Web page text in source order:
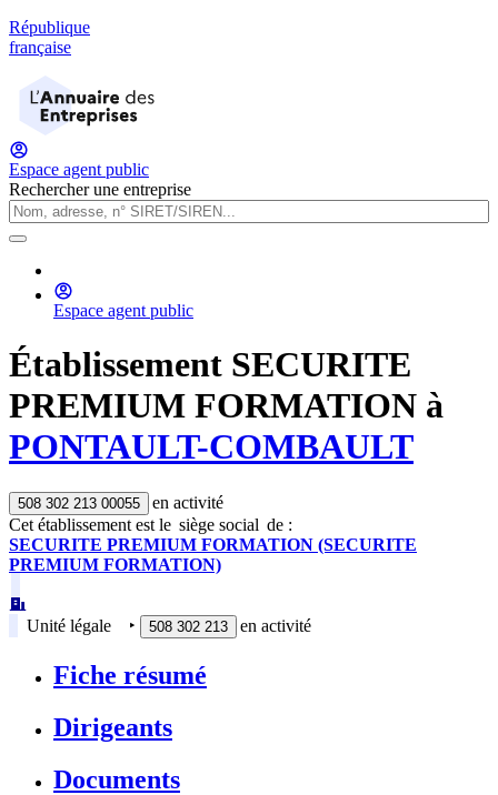
République
française
Espace agent public
Rechercher une entreprise
Espace agent public
Établissement SECURITE
PREMIUM FORMATION à
PONTAULT-COMBAULT
508 302 213 00055
en activité
Cet établissement est le siège social de :
SECURITE PREMIUM FORMATION (SECURITE
PREMIUM FORMATION)
Unité légale ‣ 508 302 213 en activité
Fiche résumé
Dirigeants
Documents